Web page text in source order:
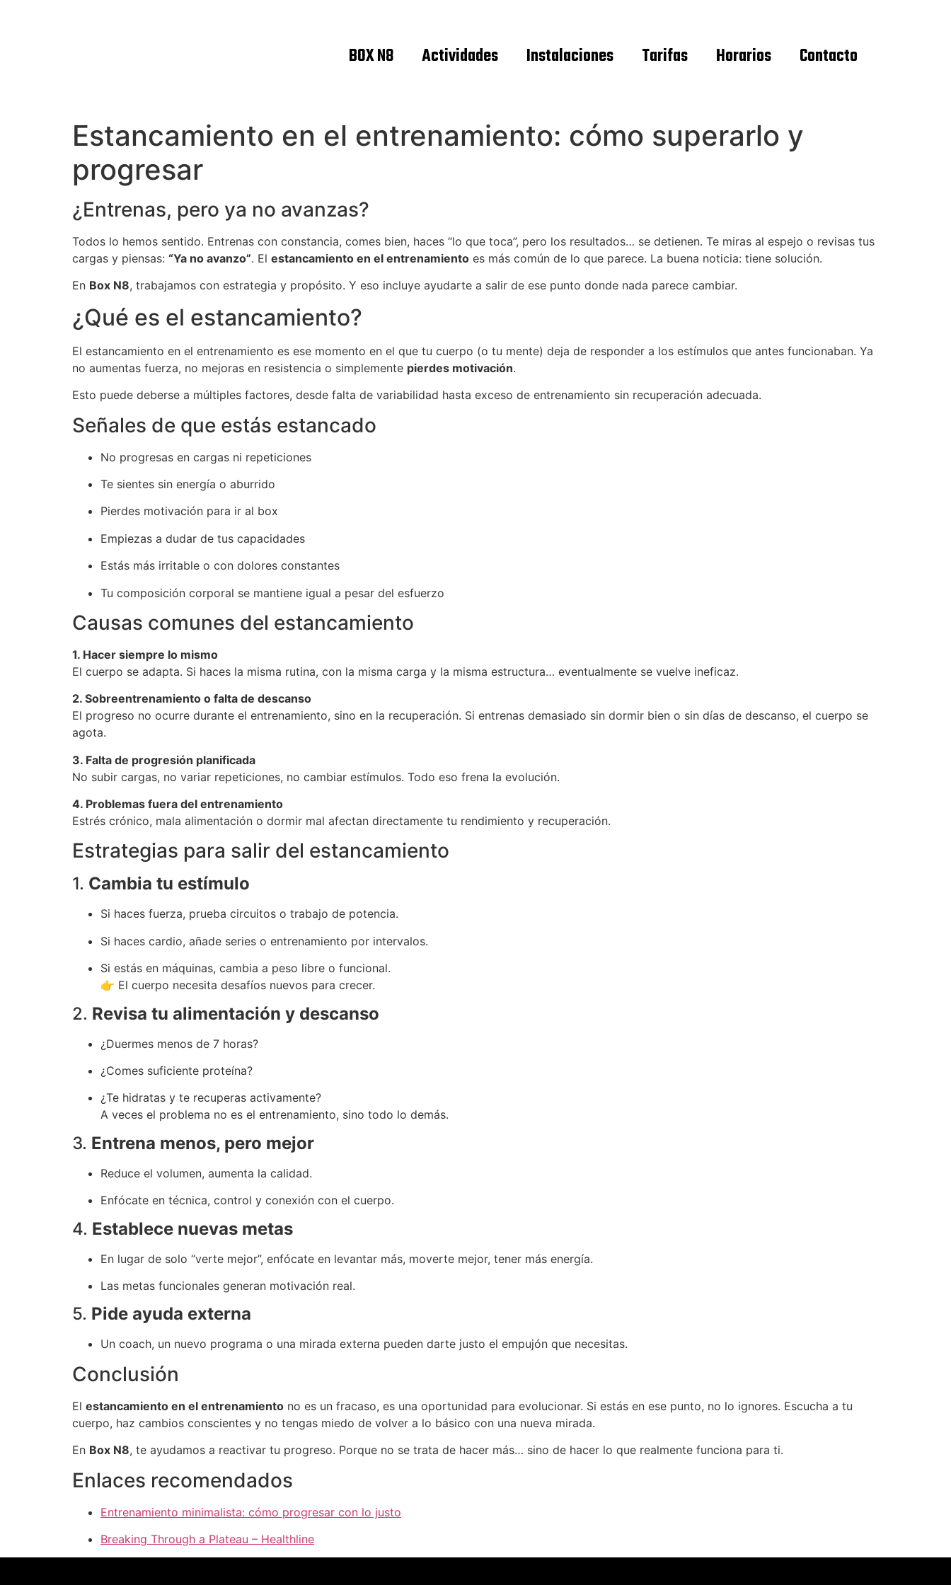
BOX N8 Actividades Instalaciones Tarifas Horarios Contacto
Estancamiento en el entrenamiento: cómo superarlo y
progresar
¿Entrenas, pero ya no avanzas?
Todos lo hemos sentido. Entrenas con constancia, comes bien, haces “lo que toca”, pero los resultados… se detienen. Te miras al espejo o revisas tus
cargas y piensas: “Ya no avanzo”. El estancamiento en el entrenamiento es más común de lo que parece. La buena noticia: tiene solución.
En Box N8, trabajamos con estrategia y propósito. Y eso incluye ayudarte a salir de ese punto donde nada parece cambiar.
¿Qué es el estancamiento?
El estancamiento en el entrenamiento es ese momento en el que tu cuerpo (o tu mente) deja de responder a los estímulos que antes funcionaban. Ya
no aumentas fuerza, no mejoras en resistencia o simplemente pierdes motivación.
Esto puede deberse a múltiples factores, desde falta de variabilidad hasta exceso de entrenamiento sin recuperación adecuada.
Señales de que estás estancado
No progresas en cargas ni repeticiones
Te sientes sin energía o aburrido
Pierdes motivación para ir al box
Empiezas a dudar de tus capacidades
Estás más irritable o con dolores constantes
Tu composición corporal se mantiene igual a pesar del esfuerzo
Causas comunes del estancamiento
1. Hacer siempre lo mismo
El cuerpo se adapta. Si haces la misma rutina, con la misma carga y la misma estructura… eventualmente se vuelve ineficaz.
2. Sobreentrenamiento o falta de descanso
El progreso no ocurre durante el entrenamiento, sino en la recuperación. Si entrenas demasiado sin dormir bien o sin días de descanso, el cuerpo se
agota.
3. Falta de progresión planificada
No subir cargas, no variar repeticiones, no cambiar estímulos. Todo eso frena la evolución.
4. Problemas fuera del entrenamiento
Estrés crónico, mala alimentación o dormir mal afectan directamente tu rendimiento y recuperación.
Estrategias para salir del estancamiento
1. Cambia tu estímulo
Si haces fuerza, prueba circuitos o trabajo de potencia.
Si haces cardio, añade series o entrenamiento por intervalos.
Si estás en máquinas, cambia a peso libre o funcional.
👉 El cuerpo necesita desafíos nuevos para crecer.
2. Revisa tu alimentación y descanso
¿Duermes menos de 7 horas?
¿Comes suficiente proteína?
¿Te hidratas y te recuperas activamente?
A veces el problema no es el entrenamiento, sino todo lo demás.
3. Entrena menos, pero mejor
Reduce el volumen, aumenta la calidad.
Enfócate en técnica, control y conexión con el cuerpo.
4. Establece nuevas metas
En lugar de solo “verte mejor”, enfócate en levantar más, moverte mejor, tener más energía.
Las metas funcionales generan motivación real.
5. Pide ayuda externa
Un coach, un nuevo programa o una mirada externa pueden darte justo el empujón que necesitas.
Conclusión
El estancamiento en el entrenamiento no es un fracaso, es una oportunidad para evolucionar. Si estás en ese punto, no lo ignores. Escucha a tu
cuerpo, haz cambios conscientes y no tengas miedo de volver a lo básico con una nueva mirada.
En Box N8, te ayudamos a reactivar tu progreso. Porque no se trata de hacer más… sino de hacer lo que realmente funciona para ti.
Enlaces recomendados
Entrenamiento minimalista: cómo progresar con lo justo
Breaking Through a Plateau – Healthline